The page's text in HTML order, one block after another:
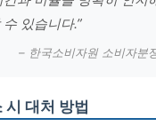
있습니다.”
– 한국소비자원 소비자분
시 대처 방법